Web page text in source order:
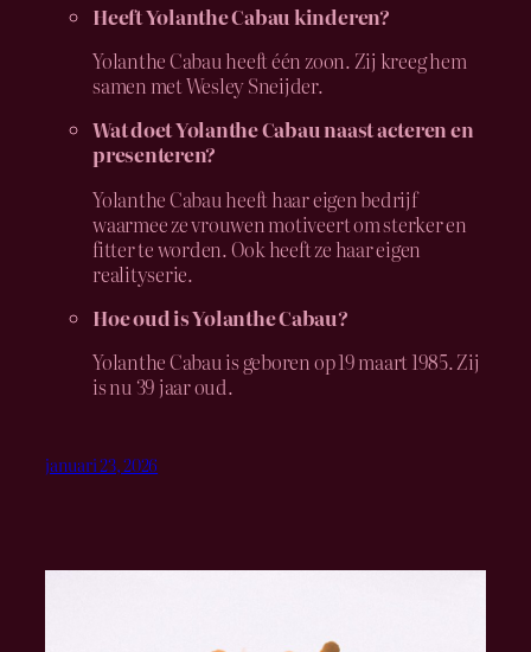
Heeft Yolanthe Cabau kinderen?
Yolanthe Cabau heeft één zoon. Zij kreeg hem
samen met Wesley Sneijder.
Wat doet Yolanthe Cabau naast acteren en
presenteren?
Yolanthe Cabau heeft haar eigen bedrijf
waarmee ze vrouwen motiveert om sterker en
fitter te worden. Ook heeft ze haar eigen
realityserie.
Hoe oud is Yolanthe Cabau?
Yolanthe Cabau is geboren op 19 maart 1985. Zij
is nu 39 jaar oud.
januari 23, 2026